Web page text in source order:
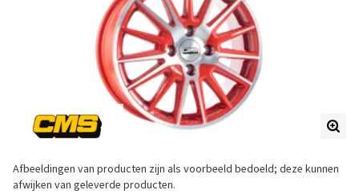
Afbeeldingen van producten zijn als voorbeeld bedoeld; deze kunnen
afwijken van geleverde producten.